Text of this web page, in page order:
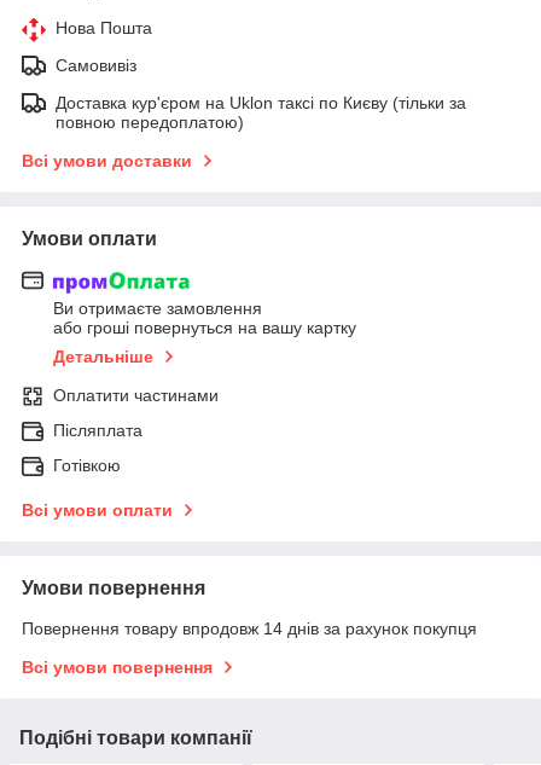
Нова Пошта
Самовивіз
Доставка кур'єром на Uklon таксі по Києву (тільки за
повною передоплатою)
Всі умови доставки
Умови оплати
Ви отримаєте замовлення
або гроші повернуться на вашу картку
Детальніше
Оплатити частинами
Післяплата
Готівкою
Всі умови оплати
Умови повернення
Повернення товару впродовж 14 днів за рахунок покупця
Всі умови повернення
Подібні товари компанії